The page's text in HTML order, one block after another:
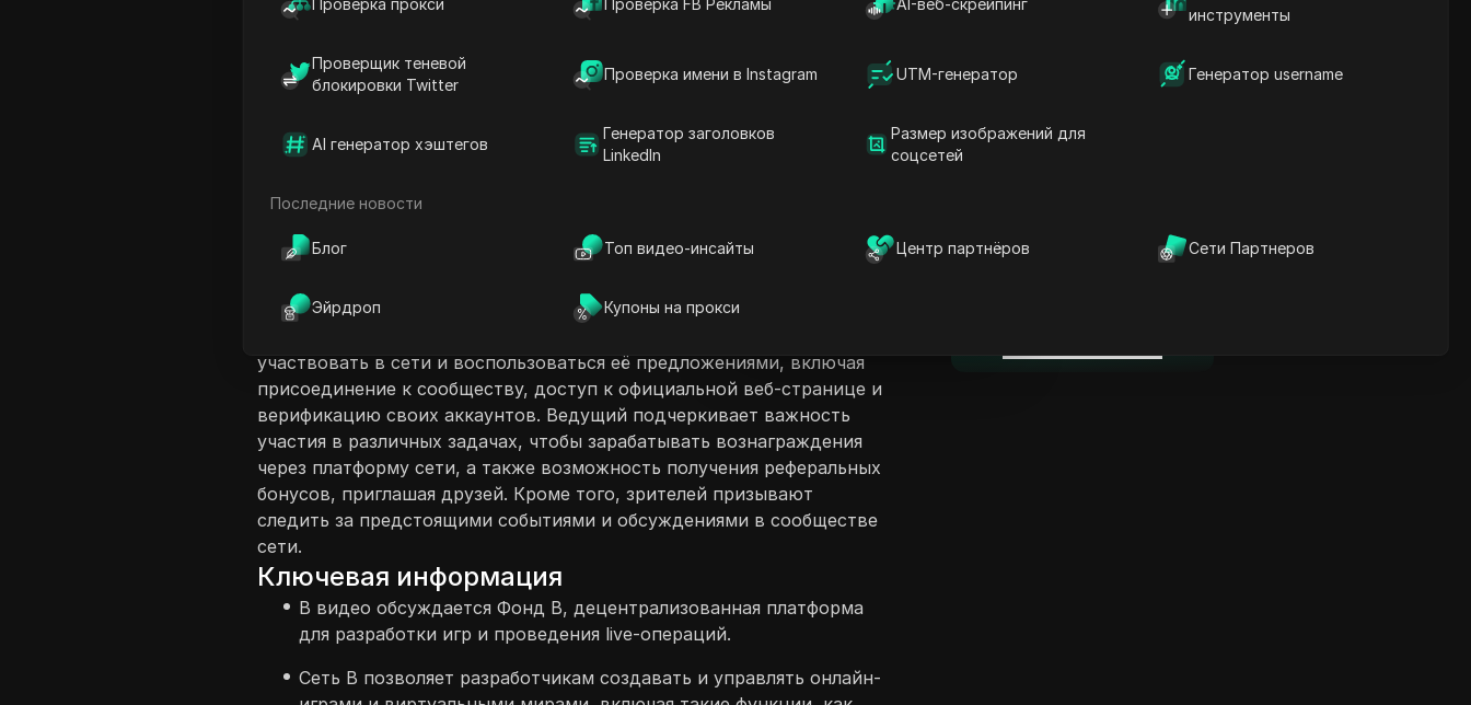
Проверка прокси Проверка FB Рекламы AI-веб-скрейпинг
инструменты
Проверщик теневой
блокировки Twitter
Проверка имени в Instagram UTM-генератор Генератор username
AI генератор хэштегов
Генератор заголовков
LinkedIn
Размер изображений для
соцсетей
Последние новости
Блог Топ видео-инсайты Центр партнёров Сети Партнеров
Эйрдроп Купоны на прокси
Задайте вопросы об этой странице
В этом видео ведущий представляет Фонд B и его сеть, которая
служит децентрализованной инфраструктурой для разработки игр и
живых операций. Обсуждение охватывает то, как разработчики
важными функциями, как аутентификация и аналитика. Видео
участвовать в сети и воспользоваться её предложениями, включая
присоединение к сообществу, доступ к официальной веб-странице и
верификацию своих аккаунтов. Ведущий подчеркивает важность
участия в различных задачах, чтобы зарабатывать вознаграждения
через платформу сети, а также возможность получения реферальных
бонусов, приглашая друзей. Кроме того, зрителей призывают
следить за предстоящими событиями и обсуждениями в сообществе
сети.
Ключевая информация
В видео обсуждается Фонд B, децентрализованная платформа
для разработки игр и проведения live-операций.
Сеть B позволяет разработчикам создавать и управлять онлайн-
Ключевая информация
Ключевые слова
Связанные вопросы и
ответы
DICloak антидетект браузер